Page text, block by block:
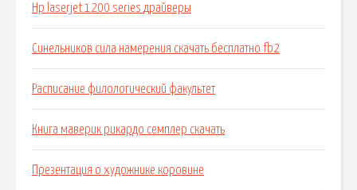
Hp laserjet 1200 series драйверы
Синельников сила намерения скачать бесплатно fb2
Расписание филологический факультет
Книга маверик рикардо семплер скачать
Презентация о художнике коровине